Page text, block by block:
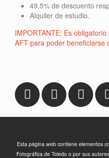
49,5% de descuento
Alquiler de estudio.
IMPORTANTE: Es
AFT para poder beneficiarse
Esta página web contiene elementos
Fotográfica de Toledo o por sus